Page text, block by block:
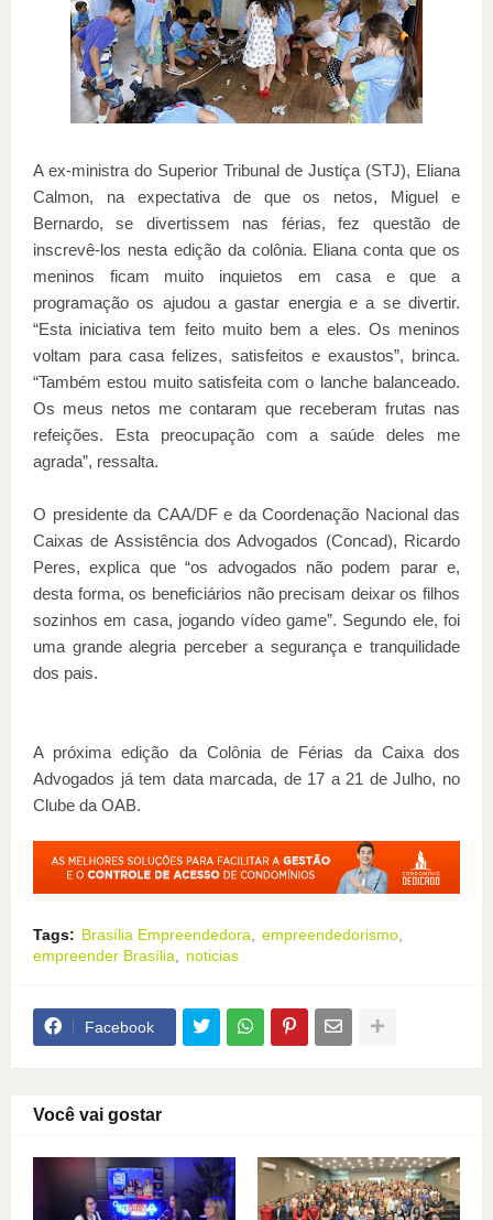
A ex-ministra do Superior Tribunal de Justiça (STJ), Eliana
Calmon, na expectativa de que os netos, Miguel e
Bernardo, se divertissem nas férias, fez questão de
inscrevê-los nesta edição da colônia. Eliana conta que os
meninos ficam muito inquietos em casa e que a
programação os ajudou a gastar energia e a se divertir.
“Esta iniciativa tem feito muito bem a eles. Os meninos
voltam para casa felizes, satisfeitos e exaustos”, brinca.
“Também estou muito satisfeita com o lanche balanceado.
Os meus netos me contaram que receberam frutas nas
refeições. Esta preocupação com a saúde deles me
agrada”, ressalta.
O presidente da CAA/DF e da Coordenação Nacional das
Caixas de Assistência dos Advogados (Concad), Ricardo
Peres, explica que “os advogados não podem parar e,
desta forma, os beneficiários não precisam deixar os filhos
sozinhos em casa, jogando vídeo game”. Segundo ele, foi
uma grande alegria perceber a segurança e tranquilidade
dos pais.
A próxima edição da Colônia de Férias da Caixa dos
Advogados já tem data marcada, de 17 a 21 de Julho, no
Clube da OAB.
Tags: Brasília Empreendedora
empreendedorismo
empreender Brasília
noticias
Facebook
Você vai gostar